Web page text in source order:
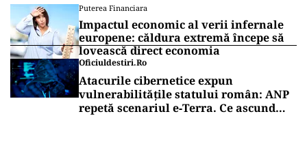
Puterea Financiara
Impactul economic al verii infernale
europene: căldura extremă începe să
lovească direct economia
Oficiuldestiri.ro
Atacurile cibernetice expun
vulnerabilitățile statului român: ANP
repetă scenariul e‑Terra. Ce ascund